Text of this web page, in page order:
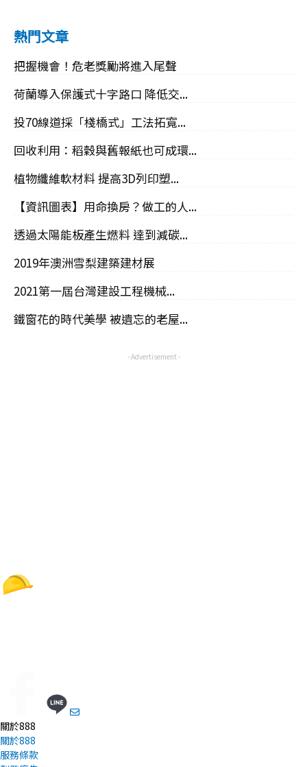
熱門文章
把握機會！危老獎勵將進入尾聲
荷蘭導入保護式十字路口 降低交...
投70線道採「棧橋式」工法拓寬...
回收利用：稻穀與舊報紙也可成環...
植物纖維軟材料 提高3D列印塑...
【資訊圖表】用命換房？做工的人...
透過太陽能板產生燃料 達到減碳...
2019年澳洲雪梨建築建材展
2021第一屆台灣建設工程機械...
鐵窗花的時代美學 被遺忘的老屋...
- Advertisement -
關於888
關於888
服務條款